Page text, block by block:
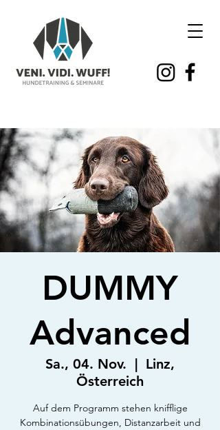
DUMMY
Advanced
Sa., 04. Nov.
  |
Linz,
Österreich
Auf dem Programm stehen knifflige
Kombinationsübungen, Distanzarbeit und